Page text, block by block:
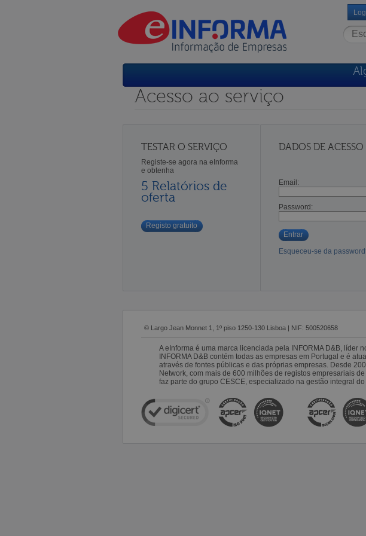
Acesso ao serviço
TESTAR O SERVIÇO
Registe-se agora na eInforma
e obtenha
5 Relatórios de
oferta
Registo gratuito
DADOS DE ACESSO
Email:
Password:
Entrar
Esqueceu-se da
© Largo Jean Monnet 1, 1º piso 1250-130 Lisboa | NIF: 500520658
A eInforma é uma marca licenciada pela INFORMA D&B, líder
INFORMA D&B contém todas as empresas em Portugal e é
através de fontes públicas e das próprias empresas. Desde
Network, com mais de 600 milhões de registos empresariais
faz parte do grupo CESCE, especializado na gestão integral